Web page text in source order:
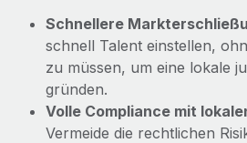
Schnellere
schnell Talent einstellen,
zu müssen, um eine lokale
gründen.
Volle Compliance mit
Vermeide die rechtlichen